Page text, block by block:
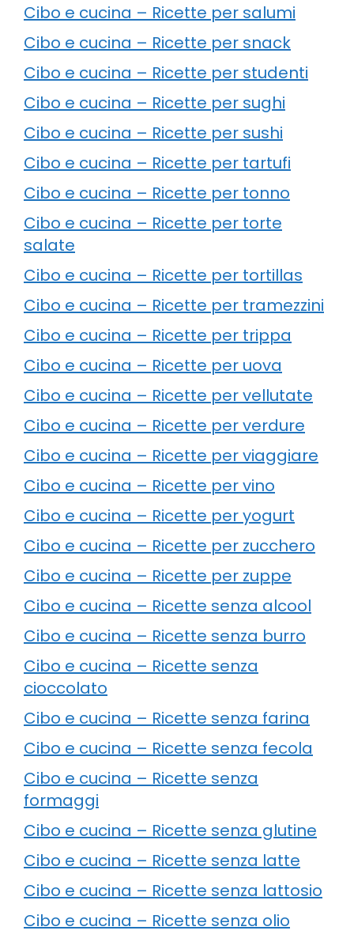
Cibo e cucina – Ricette per salumi
Cibo e cucina – Ricette per snack
Cibo e cucina – Ricette per studenti
Cibo e cucina – Ricette per sughi
Cibo e cucina – Ricette per sushi
Cibo e cucina – Ricette per tartufi
Cibo e cucina – Ricette per tonno
Cibo e cucina – Ricette per torte
salate
Cibo e cucina – Ricette per tortillas
Cibo e cucina – Ricette per tramezzini
Cibo e cucina – Ricette per trippa
Cibo e cucina – Ricette per uova
Cibo e cucina – Ricette per vellutate
Cibo e cucina – Ricette per verdure
Cibo e cucina – Ricette per viaggiare
Cibo e cucina – Ricette per vino
Cibo e cucina – Ricette per yogurt
Cibo e cucina – Ricette per zucchero
Cibo e cucina – Ricette per zuppe
Cibo e cucina – Ricette senza alcool
Cibo e cucina – Ricette senza burro
Cibo e cucina – Ricette senza
cioccolato
Cibo e cucina – Ricette senza farina
Cibo e cucina – Ricette senza fecola
Cibo e cucina – Ricette senza
formaggi
Cibo e cucina – Ricette senza glutine
Cibo e cucina – Ricette senza latte
Cibo e cucina – Ricette senza lattosio
Cibo e cucina – Ricette senza olio